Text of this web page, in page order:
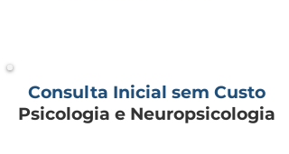
Consulta Inicial sem Custo
Psicologia e Neuropsicologia